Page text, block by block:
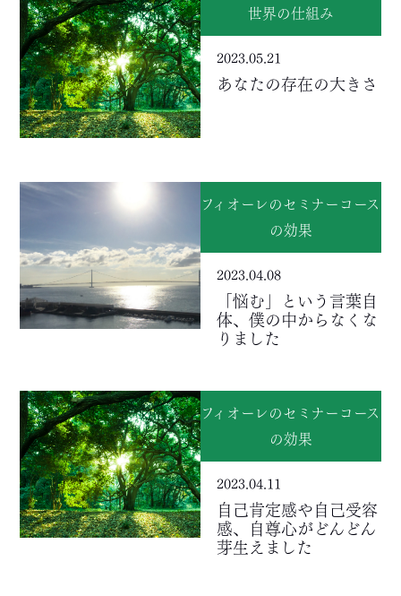
世界の仕組み
2023.05.21
あなたの存在の大きさ
フィオーレのセミナーコース
の効果
2023.04.08
「悩む」という言葉自
体、僕の中からなくな
りました
フィオーレのセミナーコース
の効果
2023.04.11
自己肯定感や自己受容
感、自尊心がどんどん
芽生えました